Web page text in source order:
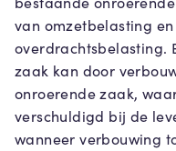
van omzetbelasting
overdrachtsbelasting.
zaak kan door
onroerende zaak,
verschuldigd bij de
wanneer verbouwing